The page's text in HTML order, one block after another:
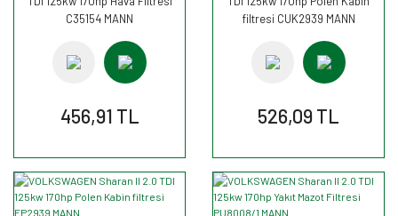
C35154 MANN
456,91 TL
filtresi CUK2939 MANN
526,09 TL